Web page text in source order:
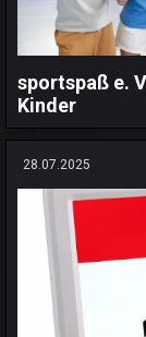
sportspaß e.
Kinder
28.07.2025